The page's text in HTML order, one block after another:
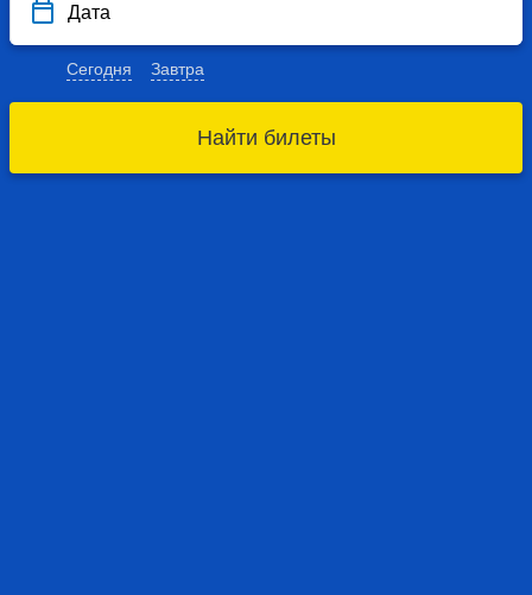
Дата
Сегодня Завтра
Найти билеты